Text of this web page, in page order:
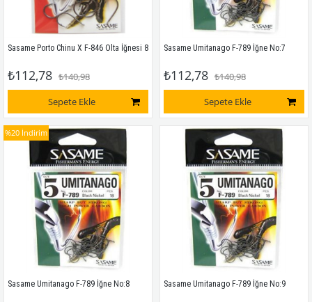
Sasame Porto Chinu X F-846 Olta İğnesi 8
₺112,78 ₺140,98
Sepete Ekle
Sasame Umitanago F-789 İğne No:7
₺112,78 ₺140,98
Sepete Ekle
Sasame Umitanago F-789 İğne No:8
%20 İndirim
Sasame Umitanago F-789 İğne No:9